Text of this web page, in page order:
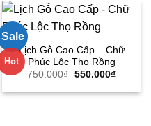
Sale
Hot
Lịch Gỗ Cao Cấp – Chữ
Phúc Lộc Thọ Rồng
750.000₫ Giá
là:
550.000₫Giá
tại